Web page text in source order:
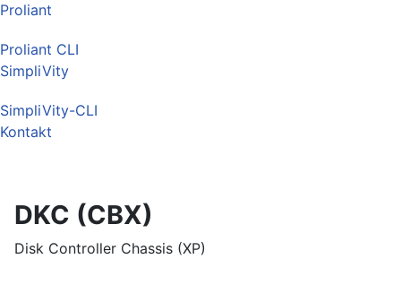
Proliant
Proliant CLI
SimpliVity
SimpliVity-CLI
Kontakt
DKC (CBX)
Disk Controller Chassis (XP)